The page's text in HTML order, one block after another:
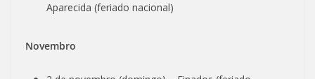
Aparecida (feriado nacional)
Novembro